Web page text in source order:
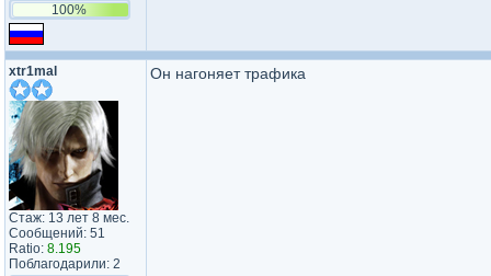
100%
xtr1mal
Стаж: 13 лет 8 мес.
Сообщений: 51
Ratio: 8.195
Поблагодарили: 2
Он нагоняет трафика